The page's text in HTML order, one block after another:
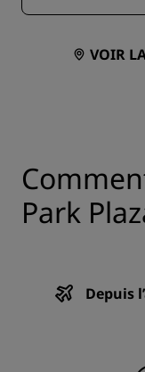
VOIR
Park
Depuis